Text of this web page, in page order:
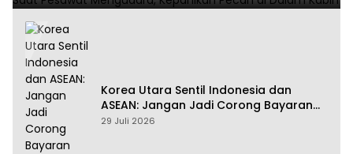
Korea Utara Sentil Indonesia dan
ASEAN: Jangan Jadi Corong Bayaran
Amerika Serikat
29 Juli 2026